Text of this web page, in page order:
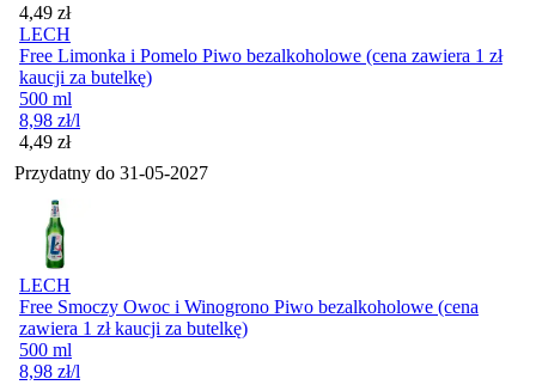
Cena
4,49 zł
LECH
Free Limonka i Pomelo Piwo bezalkoholowe (cena zawiera 1 zł
kaucji za butelkę)
500 ml
8,98 zł/l
Cena
4,49 zł
Przydatny do 31-05-2027
LECH
Free Smoczy Owoc i Winogrono Piwo bezalkoholowe (cena
zawiera 1 zł kaucji za butelkę)
500 ml
8,98 zł/l